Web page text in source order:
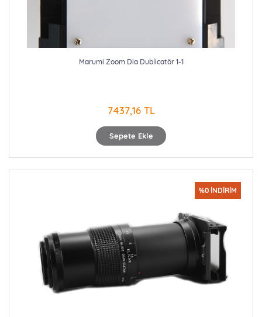
Sepete Ekle
Marumi Zoom Dia Dublicatör 1-1
7437,16 TL
%0 İNDİRİM